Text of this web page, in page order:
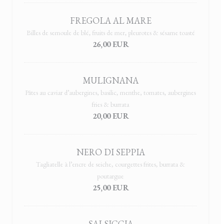
FREGOLA AL MARE
Billes de semoule de blé, fruits de mer, pleurotes & sésame toasté
26,00 EUR
MULIGNANA
Pâtes au caviar d’aubergines, basilic, menthe, tomates, aubergines
fries & burrata
20,00 EUR
NERO DI SEPPIA
Tagliatelle à l’encre de seiche, courgettes frites, burrata &
poutargue
25,00 EUR